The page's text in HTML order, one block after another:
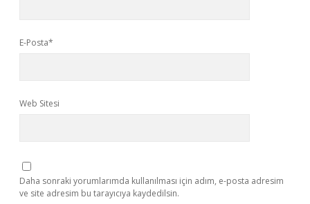
E-Posta*
Web Sitesi
Daha sonraki yorumlarımda kullanılması için adım, e-posta adresim
ve site adresim bu tarayıcıya kaydedilsin.